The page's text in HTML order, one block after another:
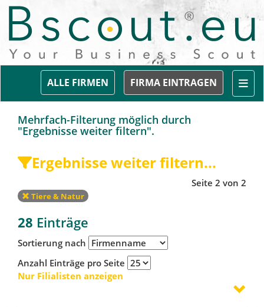
FIRMA EINTRAGEN
ALLE FIRMEN
Mehrfach-Filterung möglich durch
"Ergebnisse weiter filtern".
Ergebnisse weiter filtern...
Seite 2 von 2
Tiere & Natur
28 Einträge
Sortierung nach
Anzahl Einträge pro Seite
Nur Filialisten anzeigen